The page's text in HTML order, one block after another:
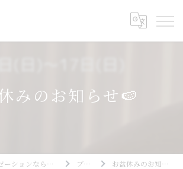
みのお知らせ🍉
阿波座のリラクゼーションならNOSE SPA ブログ お盆休みのお知らせ🍉